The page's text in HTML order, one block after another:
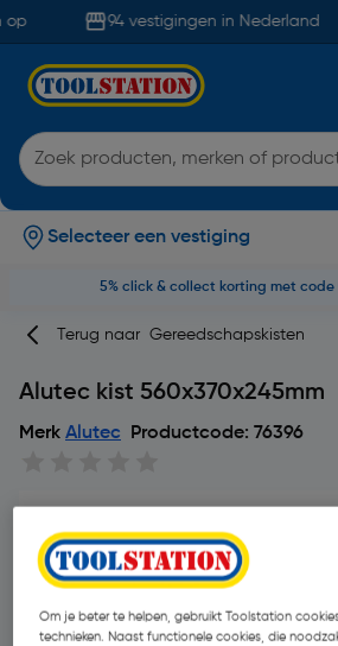
94 vestigingen in Nederland
Selecteer een vestiging
5% click & collect korting met code
Terug naar Gereedschapskisten
Alutec kist 560x370x245mm
Merk Alutec Productcode: 76396
Om je beter te helpen, gebruikt Toolstation
technieken. Naast functionele cookies, die